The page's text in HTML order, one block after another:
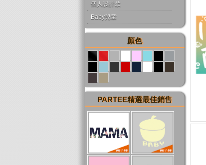
個人設計款
Baby兒童
顏色
PARTEE精選最佳銷售